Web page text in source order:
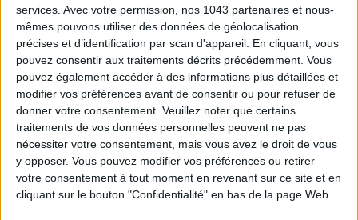
services. Avec votre permission, nos 1043 partenaires et nous-
mêmes pouvons utiliser des données de géolocalisation
précises et d’identification par scan d'appareil. En cliquant, vous
pouvez consentir aux traitements décrits précédemment. Vous
pouvez également accéder à des informations plus détaillées et
modifier vos préférences avant de consentir ou pour refuser de
donner votre consentement. Veuillez noter que certains
traitements de vos données personnelles peuvent ne pas
nécessiter votre consentement, mais vous avez le droit de vous
y opposer. Vous pouvez modifier vos préférences ou retirer
votre consentement à tout moment en revenant sur ce site et en
cliquant sur le bouton "Confidentialité" en bas de la page Web.
Subscribe for our newsletter
SUBSCRIBE